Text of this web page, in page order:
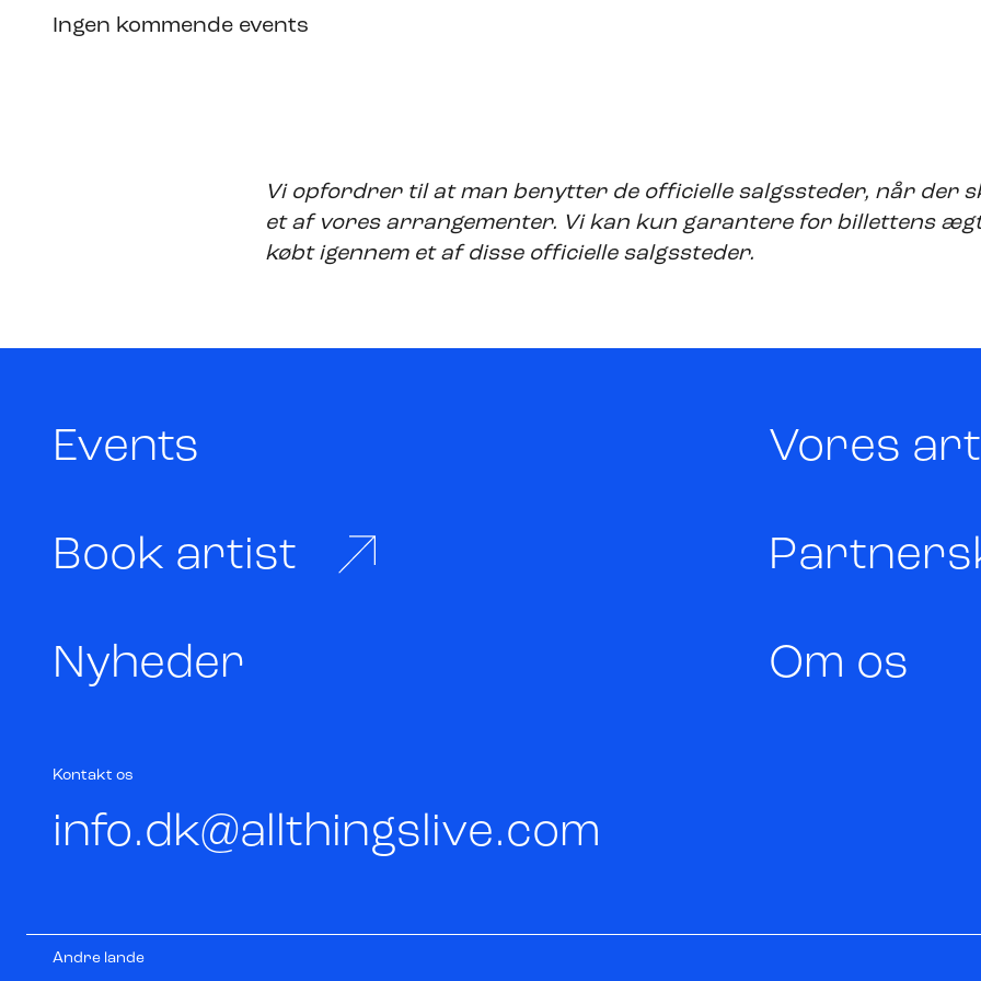
Ingen kommende events
Vi opfordrer til at man benytter de officielle salgssteder, når der
et af vores arrangementer. Vi kan kun garantere for billettens
købt igennem et af disse officielle salgssteder.
Events Vores
Book artist
Nyheder Om os
Kontakt os
info.dk@allthingslive.com
Andre lande